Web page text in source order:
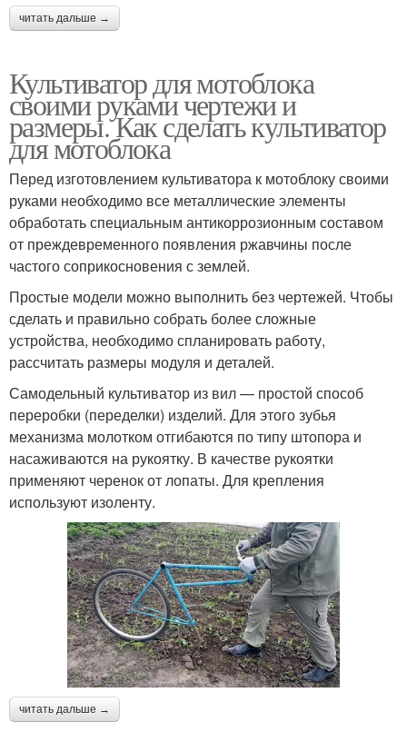
читать дальше →
Культиватор для мотоблока
своими руками чертежи и
размеры. Как сделать культиватор
для мотоблока
Перед изготовлением культиватора к мотоблоку своими
руками необходимо все металлические элементы
обработать специальным антикоррозионным составом
от преждевременного появления ржавчины после
частого соприкосновения с землей.
Простые модели можно выполнить без чертежей. Чтобы
сделать и правильно собрать более сложные
устройства, необходимо спланировать работу,
рассчитать размеры модуля и деталей.
Самодельный культиватор из вил — простой способ
переробки (переделки) изделий. Для этого зубья
механизма молотком отгибаются по типу штопора и
насаживаются на рукоятку. В качестве рукоятки
применяют черенок от лопаты. Для крепления
используют изоленту.
читать дальше →